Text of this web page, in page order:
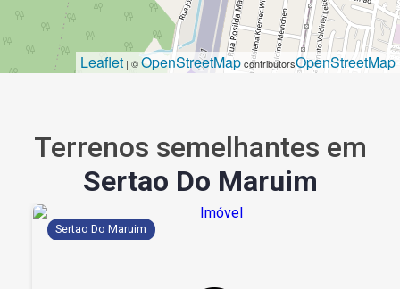
Leaflet | ©OpenStreetMapcontributorsOpenStreetMap
Terrenos semelhantes em
Sertao Do Maruim
Sertao Do Maruim